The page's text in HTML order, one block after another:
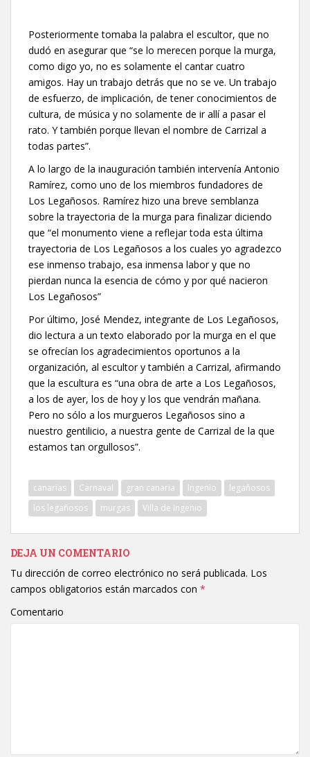
Posteriormente tomaba la palabra el escultor, que no
dudó en asegurar que “se lo merecen porque la murga,
como digo yo, no es solamente el cantar cuatro
amigos. Hay un trabajo detrás que no se ve. Un trabajo
de esfuerzo, de implicación, de tener conocimientos de
cultura, de música y no solamente de ir allí a pasar el
rato. Y también porque llevan el nombre de Carrizal a
todas partes”.
A lo largo de la inauguración también intervenía Antonio
Ramírez, como uno de los miembros fundadores de
Los Legañosos. Ramírez hizo una breve semblanza
sobre la trayectoria de la murga para finalizar diciendo
que “el monumento viene a reflejar toda esta última
trayectoria de Los Legañosos a los cuales yo agradezco
ese inmenso trabajo, esa inmensa labor y que no
pierdan nunca la esencia de cómo y por qué nacieron
Los Legañosos”
Por último, José Mendez, integrante de Los Legañosos,
dio lectura a un texto elaborado por la murga en el que
se ofrecían los agradecimientos oportunos a la
organización, al escultor y también a Carrizal, afirmando
que la escultura es “una obra de arte a Los Legañosos,
a los de ayer, los de hoy y los que vendrán mañana.
Pero no sólo a los murgueros Legañosos sino a
nuestro gentilicio, a nuestra gente de Carrizal de la que
estamos tan orgullosos”.
canarias Carnaval gran canaria Ingenio
legañosos
los legañosos
murgas Villa de Ingenio
DEJA UN COMENTARIO
Tu dirección de correo electrónico no será publicada. Los
campos obligatorios están marcados con *
Comentario